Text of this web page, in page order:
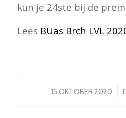
kun je 24ste bij de
Lees BUas Brch LVL
15 OKTOBER 2020
/